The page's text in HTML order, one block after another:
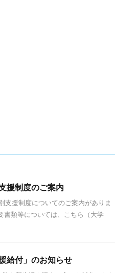
制度のご案内
援制度についてのご案内がありま
書類等については、こちら（大学
給付」のお知らせ